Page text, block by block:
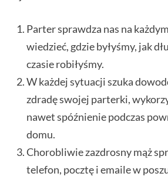
Parter sprawdza nas na
wiedzieć, gdzie byłyśmy, jak
czasie robiłyśmy.
W każdej sytuacji szuka
zdradę swojej parterki,
nawet spóźnienie podczas
domu.
Chorobliwie zazdrosny mąż
telefon, pocztę i emaile w